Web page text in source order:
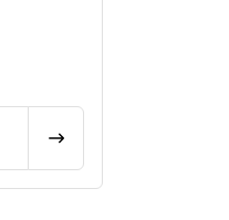
CALCULAR FRETE